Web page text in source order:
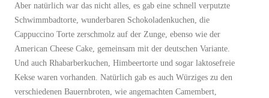
Aber natürlich war das nicht alles, es gab eine schnell verputzte
Schwimmbadtorte, wunderbaren Schokoladenkuchen, die
Cappuccino Torte zerschmolz auf der Zunge, ebenso wie der
American Cheese Cake, gemeinsam mit der deutschen Variante.
Und auch Rhabarberkuchen, Himbeertorte und sogar laktosefreie
Kekse waren vorhanden. Natürlich gab es auch Würziges zu den
verschiedenen Bauernbroten, wie angemachten Camembert,